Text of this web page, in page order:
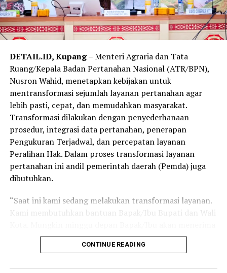
DETAIL.ID, Kupang– Menteri Agraria dan Tata
Ruang/Kepala Badan Pertanahan Nasional (ATR/BPN),
Nusron Wahid, menetapkan kebijakan untuk
mentransformasi sejumlah layanan pertanahan agar
lebih pasti, cepat, dan memudahkan masyarakat.
Transformasi dilakukan dengan penyederhanaan
prosedur, integrasi data pertanahan, penerapan
Pengukuran Terjadwal, dan percepatan layanan
Peralihan Hak. Dalam proses transformasi layanan
pertanahan ini andil pemerintah daerah (Pemda) juga
dibutuhkan.
“Saat ini kami sedang melakukan transformasi layanan.
Kami membutuhkan bantuan Bapak/Ibu Bupati dan Wali
Surat Edaran Bersama Kemendagri dan ATR/BPN terkait
Pengukuran Terjadwal sama Peralihan Hak. Kita ingin
CONTINUE READING